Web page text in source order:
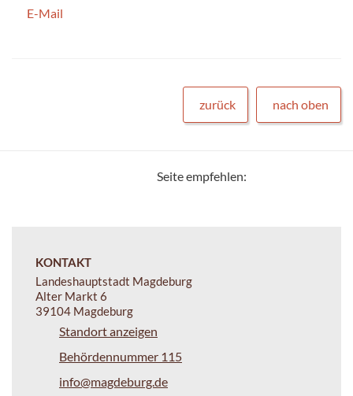
E-Mail
zurück nach oben
Seite empfehlen:
KONTAKT
Landeshauptstadt Magdeburg
Alter Markt 6
39104 Magdeburg
Standort anzeigen
Behördennummer 115
info@magdeburg.de